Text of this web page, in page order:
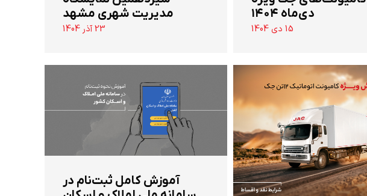
دی‌ماه ۱۴۰۴
15 دی 1404
مدیریت شهری مشهد
23 آذر 1404
آموزش کامل ثبت‌نام در